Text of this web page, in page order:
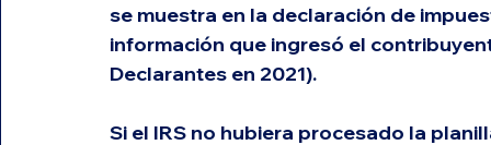
se muestra en la declaración de
información que ingresó el
Declarantes en 2021).
Si el IRS no hubiera procesado la